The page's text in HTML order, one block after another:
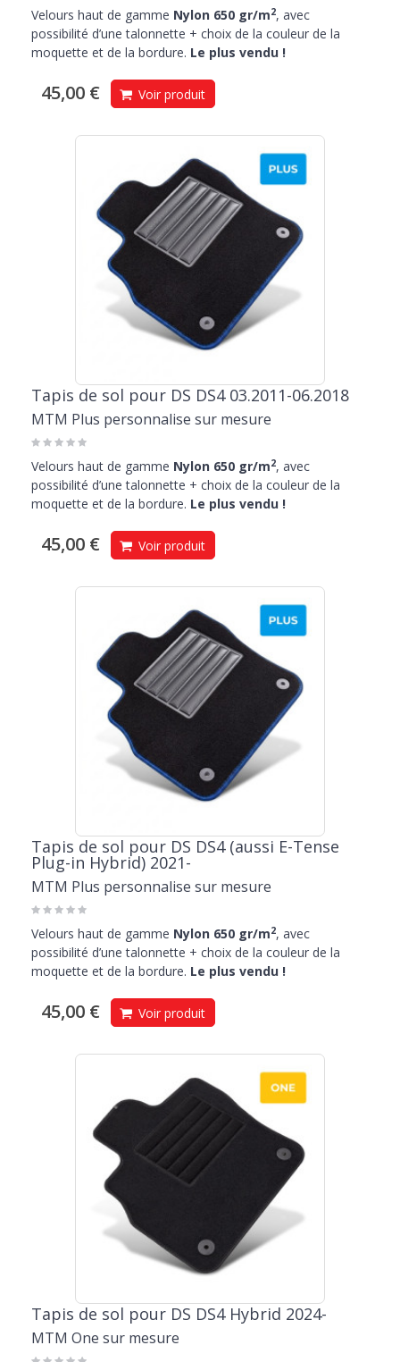
Velours haut de gamme Nylon 650 gr/m2, avec
possibilité d’une talonnette + choix de la couleur de la
moquette et de la bordure. Le plus vendu !
45,00 € Voir produit
Tapis de sol pour DS DS4 03.2011-06.2018
MTM Plus personnalise sur mesure
Velours haut de gamme Nylon 650 gr/m2, avec
possibilité d’une talonnette + choix de la couleur de la
moquette et de la bordure. Le plus vendu !
45,00 € Voir produit
Tapis de sol pour DS DS4 (aussi E-Tense
Plug-in Hybrid) 2021-
MTM Plus personnalise sur mesure
Velours haut de gamme Nylon 650 gr/m2, avec
possibilité d’une talonnette + choix de la couleur de la
moquette et de la bordure. Le plus vendu !
45,00 € Voir produit
Tapis de sol pour DS DS4 Hybrid 2024-
MTM One sur mesure